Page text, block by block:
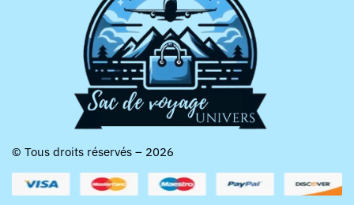
© Tous droits réservés – 2026